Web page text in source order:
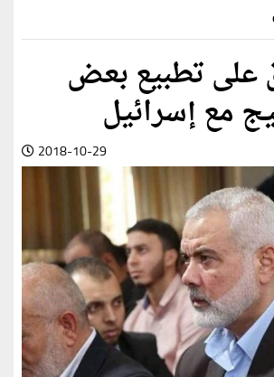
على تطبيع بعض
مع إسرائيل
2018-10-29